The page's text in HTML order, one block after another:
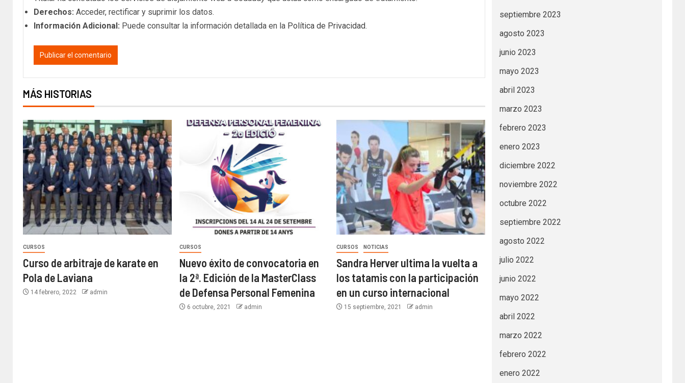
Derechos: Acceder, rectificar y suprimir los datos.
Información Adicional: Puede consultar la información detallada en la Política de Privacidad.
MÁS HISTORIAS
CURSOS
Curso de arbitraje de karate en
Pola de Laviana
14 febrero, 2022 admin
CURSOS
Nuevo éxito de convocatoria en
la 2ª. Edición de la MasterClass
de Defensa Personal Femenina
6 octubre, 2021 admin
CURSOS NOTICIAS
Sandra Herver ultima la vuelta a
los tatamis con la participación
en un curso internacional
15 septiembre, 2021 admin
septiembre 2023
agosto 2023
junio 2023
mayo 2023
abril 2023
marzo 2023
febrero 2023
enero 2023
diciembre 2022
noviembre 2022
octubre 2022
septiembre 2022
agosto 2022
julio 2022
junio 2022
mayo 2022
abril 2022
marzo 2022
febrero 2022
enero 2022